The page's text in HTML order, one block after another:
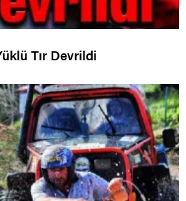
Tır Devrildi